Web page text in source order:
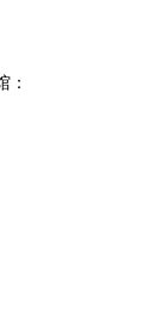
：